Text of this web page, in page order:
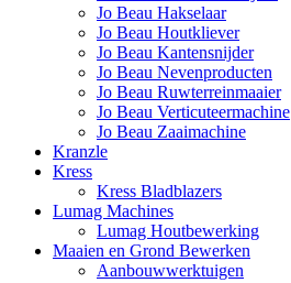
Jo Beau Hakselaar
Jo Beau Houtkliever
Jo Beau Kantensnijder
Jo Beau Nevenproducten
Jo Beau Ruwterreinmaaier
Jo Beau Verticuteermachine
Jo Beau Zaaimachine
Kranzle
Kress
Kress Bladblazers
Lumag Machines
Lumag Houtbewerking
Maaien en Grond Bewerken
Aanbouwwerktuigen